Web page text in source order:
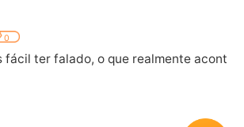
0
fácil ter falado, o que realmente acont